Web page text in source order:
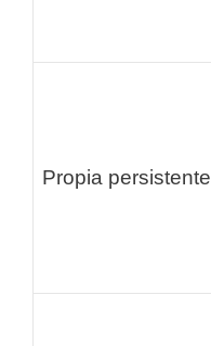
Propia persistente